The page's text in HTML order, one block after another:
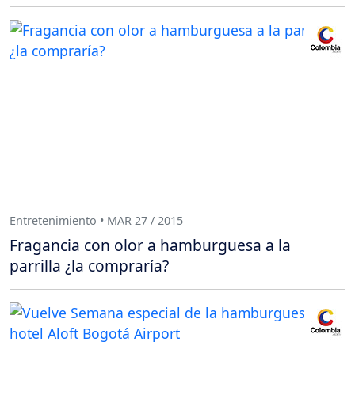
Entretenimiento • MAR 27 / 2015
Fragancia con olor a hamburguesa a la
parrilla ¿la compraría?